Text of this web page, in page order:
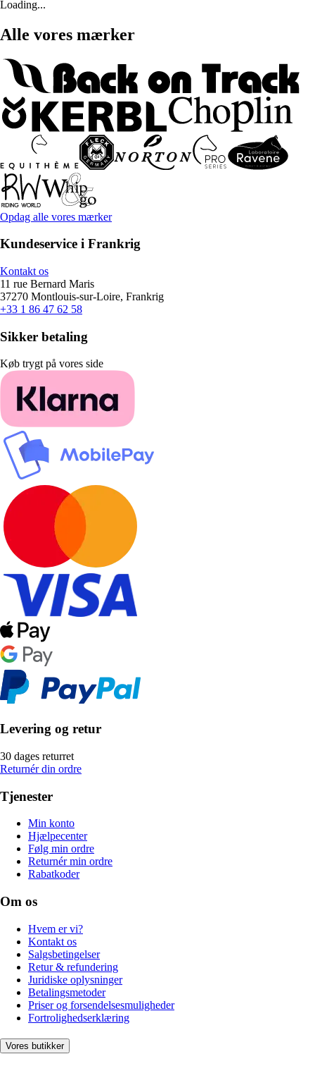
Loading...
Alle vores mærker
Opdag alle vores mærker
Kundeservice i Frankrig
Kontakt os
11 rue Bernard Maris
37270 Montlouis-sur-Loire, Frankrig
+33 1 86 47 62 58
Sikker betaling
Køb trygt på vores side
Levering og retur
30 dages returret
Returnér din ordre
Tjenester
Min konto
Hjælpecenter
Følg min ordre
Returnér min ordre
Rabatkoder
Om os
Hvem er vi?
Kontakt os
Salgsbetingelser
Retur & refundering
Juridiske oplysninger
Betalingsmetoder
Priser og forsendelsesmuligheder
Fortrolighedserklæring
Vores butikker